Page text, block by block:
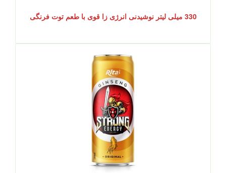
330 میلی لیتر نوشیدنی انرژی زا قوی با طعم توت فرنگی